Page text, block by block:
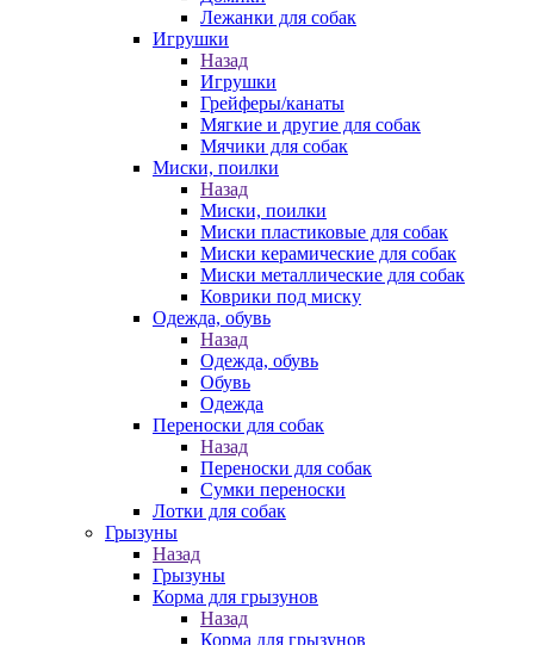
Лежанки для собак
Игрушки
Назад
Игрушки
Грейферы/канаты
Мягкие и другие для собак
Мячики для собак
Миски, поилки
Назад
Миски, поилки
Миски пластиковые для собак
Миски керамические для собак
Миски металлические для собак
Коврики под миску
Одежда, обувь
Назад
Одежда, обувь
Обувь
Одежда
Переноски для собак
Назад
Переноски для собак
Сумки переноски
Лотки для собак
Грызуны
Назад
Грызуны
Корма для грызунов
Назад
Корма для грызунов